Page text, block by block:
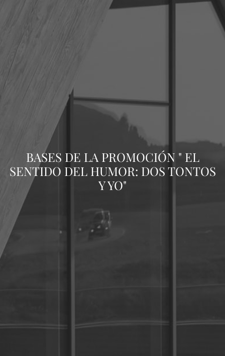
BASES DE LA PROMOCIÓN " EL
SENTIDO DEL HUMOR: DOS TONTOS
Y YO"